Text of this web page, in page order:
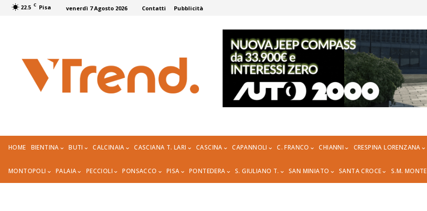
22.5 C Pisa venerdì 7 Agosto 2026 Contatti Pubblicità
HOME BIENTINA BUTI CALCINAIA CASCIANA T. LARI CASCINA CAPANNOLI C. FRANCO CHIANNI CRESPINA LORENZANA
MONTOPOLI PALAIA PECCIOLI PONSACCO PISA PONTEDERA S. GIULIANO T. SAN MINIATO SANTA CROCE S.M. MONTE